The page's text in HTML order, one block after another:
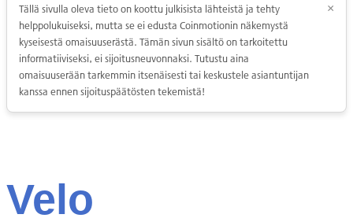
Tällä sivulla oleva tieto on koottu julkisista lähteistä ja tehty
helppolukuiseksi, mutta se ei edusta Coinmotionin näkemystä
kyseisestä omaisuuserästä. Tämän sivun sisältö on tarkoitettu
informatiiviseksi, ei sijoitusneuvonnaksi. Tutustu aina
omaisuuserään tarkemmin itsenäisesti tai keskustele asiantuntijan
kanssa ennen sijoituspäätösten tekemistä!
×
Velo